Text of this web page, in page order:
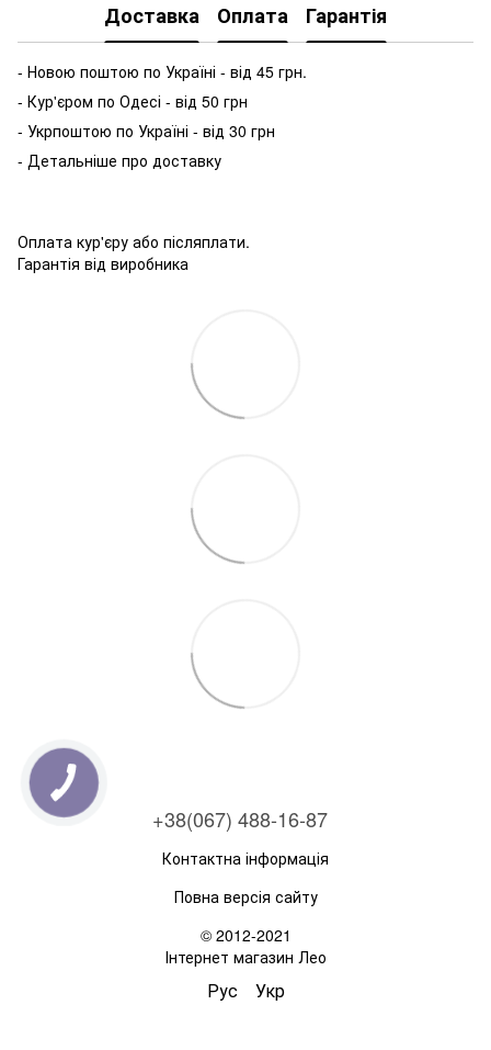
Доставка Оплата Гарантія
- Новою поштою по Україні - від 45 грн.
- Кур'єром по Одесі - від 50 грн
- Укрпоштою по Україні - від 30 грн
- Детальніше про доставку
Оплата кур'єру або післяплати.
Гарантія від виробника
+38(067) 488-16-87
Контактна інформація
Повна версія сайту
© 2012-2021
Інтернет магазин Лео
Рус Укр